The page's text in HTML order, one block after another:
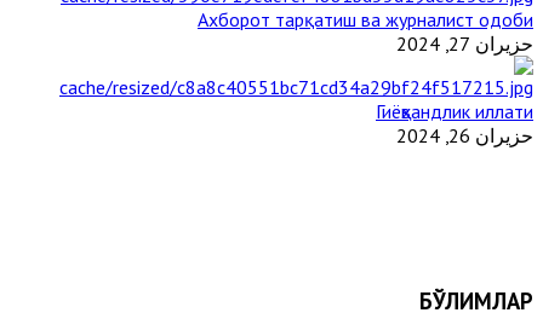
Ахборот тарқатиш ва журналист одоби
حزيران 27, 2024
Гиёҳвандлик иллати
حزيران 26, 2024
БЎЛИМЛАР